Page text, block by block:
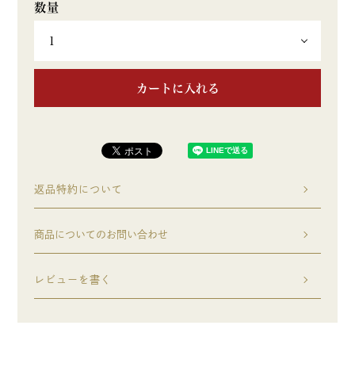
カートに入れる
返品特約について
商品についてのお問い合わせ
レビューを書く